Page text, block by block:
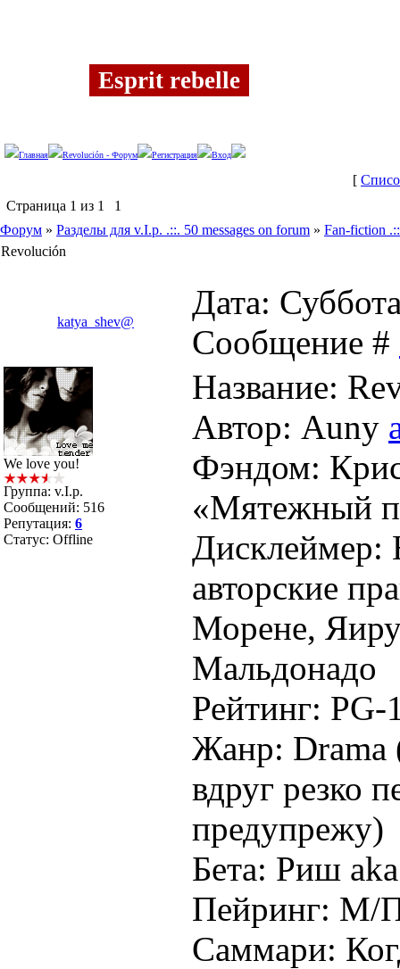
Esprit rebelle
Главная Revolución - Форум Регистрация Вход
[
Страница 1 из 1
1
Форум » Разделы для v.I.p. .::. 50 messages on forum » Fan-fiction
Revolución
katya_shev@
Дата:
Сообщение #
We love you!
Группа: v.I.p.
Сообщений: 516
Репутация: 6
Статус: Offline
Название:
Автор: Auny
Фэндом:
«Мятежный
Дисклеймер:
авторские
Морене,
Мальдонадо
Рейтинг: PG-
Жанр: Drama
вдруг резко
предупрежу)
Бета: Риш
Пейринг:
Саммари: